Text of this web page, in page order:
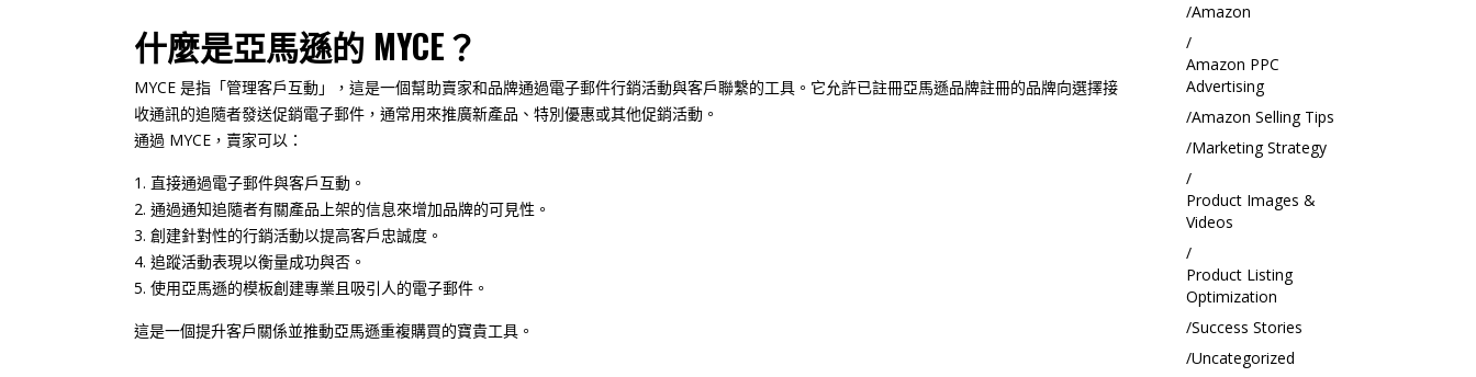
什麼是亞馬遜的 MYCE？
MYCE 是指「管理客戶互動」，這是一個幫助賣家和品牌通過電子郵件行銷活動與客戶聯繫的工具。它允許已註冊亞馬遜品牌註冊的品牌向選擇接
收通訊的追隨者發送促銷電子郵件，通常用來推廣新產品、特別優惠或其他促銷活動。
通過 MYCE，賣家可以：
直接通過電子郵件與客戶互動。
通過通知追隨者有關產品上架的信息來增加品牌的可見性。
創建針對性的行銷活動以提高客戶忠誠度。
追蹤活動表現以衡量成功與否。
使用亞馬遜的模板創建專業且吸引人的電子郵件。
這是一個提升客戶關係並推動亞馬遜重複購買的寶貴工具。
Amazon
Amazon PPC
Advertising
Amazon Selling Tips
Marketing Strategy
Product Images &
Videos
Product Listing
Optimization
Success Stories
Uncategorized